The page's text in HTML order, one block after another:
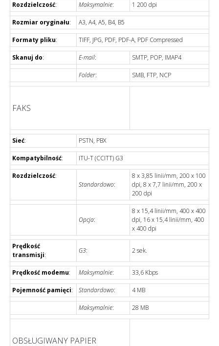
Rozdzielczość: Maksymalnie: 1 200 dpi
Rozmiar oryginału: A3, A4, A5, B4, B5
Formaty pliku: TIFF, JPG, PDF, PDF-A, PDF Compressed
Skanuj do: E-mail: SMTP, POP, IMAP4
Folder: SMB, FTP, NCP
FAKS
Sieć: PSTN, PBX
Kompatybilność: ITU-T (CCITT) G3
Rozdzielczość:
Standardowo:
8 x 3,85 linii/mm, 200 x 100
dpi, 8 x 7,7 linii/mm, 200 x
200 dpi
Opcja:
8 x 15,4 linii/mm, 400 x 400
dpi, 16 x 15,4 linii/mm, 400
x 400 dpi
Prędkość
transmisji:
G3: 2 sek.
Prędkość modemu: Maksymalnie: 33,6 Kbps
Pojemność pamięci: Standardowo: 4 MB
Maksymalnie: 28 MB
OBSŁUGIWANY PAPIER